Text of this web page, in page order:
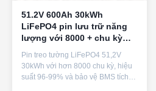
51.2V 600Ah 30kWh
LiFePO4 pin lưu trữ năng
lượng với 8000 + chu kỳ
cho nhà RV & Cabin Off-
Grid
Pin treo tường LiFePO4 51,2V
30kWh với hơn 8000 chu kỳ, hiệu
suất 96-99% và bảo vệ BMS tích